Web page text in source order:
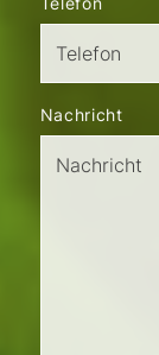
Nachricht